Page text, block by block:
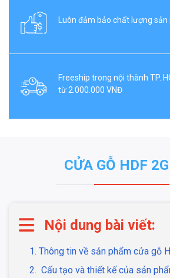
Luôn đảm bảo chất lượng
Freeship trong nội thành TP.
từ 2.000.000 VNĐ
CỬA GỖ HDF
Nội dung bài viết:
1. Thông tin về sản phẩm cửa gỗ
2. Cấu tạo và thiết kế của sản